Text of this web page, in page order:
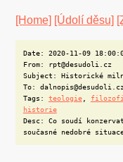
[Home] [Údolí děsu]
Date: 2020-11-09
From: rpt@desudoli.cz
Subject: Historické
To: dalnopis@desudoli.cz
Tags: teologie,
historie
Desc: Co soudí
současné nedobré